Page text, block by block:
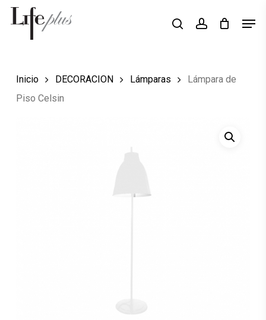
Skip
Búsqueda
productos
searchaccount
Inicio DECORACION Lámparas
Lámpara de
Piso Celsin